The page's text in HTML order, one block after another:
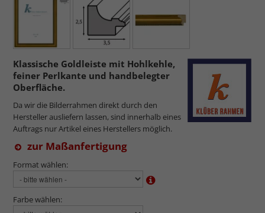
Klassische Goldleiste mit Hohlkehle,
feiner Perlkante und handbelegter
Oberfläche.
Da wir die Bilderrahmen direkt durch den
Hersteller ausliefern lassen, sind innerhalb eines
Auftrags nur Artikel eines Herstellers möglich.
zur Maßanfertigung
Format wählen:
Farbe wählen: